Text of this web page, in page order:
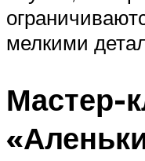
мелкими
Мастер-